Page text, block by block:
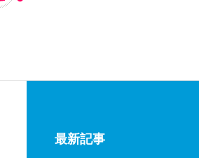
最新記事